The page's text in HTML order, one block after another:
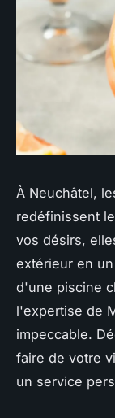
À Neuchâtel,
redéfinissent
vos désirs,
extérieur en
d'une piscine
l'expertise de
impeccable.
faire de votre
un service